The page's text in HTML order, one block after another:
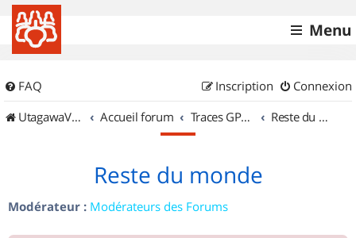
Menu
FAQ Connexion
Inscription
UtagawaVTT (Randos VTT et VTTAE avec traces GPS)
Accueil forum Traces GPS de randos VTT Reste du monde
Reste du monde
Modérateur : Modérateurs des Forums